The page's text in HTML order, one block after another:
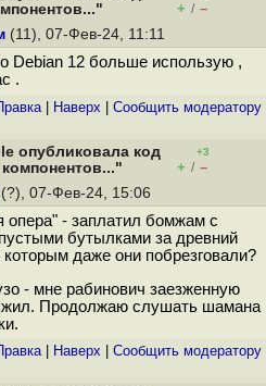
+ / –
(11), 07-Фев-24, 11:11
Debian 12 больше использую ,
.
| Наверх Cообщить модератору
опубликовала код
+3
+ / –
(?), 07-Фев-24, 15:06
опера" - заплатил бомжам с
бутылками за древний
которым даже они побрезговали?
- мне рабинович заезженную
Продолжаю слушать шамана
| Наверх Cообщить модератору